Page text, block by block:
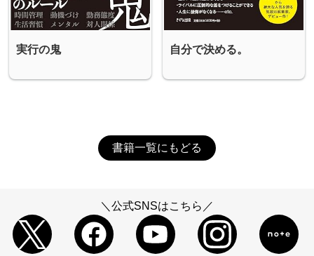
実行の鬼 自分で決める。
書籍一覧にもどる
＼公式SNSはこちら／